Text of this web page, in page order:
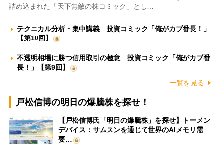
詰め込まれた「天下無敵の株コミック」とし…
テクニカル分析・集中講義 投資コミック「俺がカブ番長！」
【第10回】
不透明相場に勝つ信用取引の極意 投資コミック「俺がカブ番
長！」【第9回】
一覧を見る
戸松信博の明日の爆騰株を探せ！
【戸松信博氏「明日の爆騰株」を探せ】トーメン
デバイス：サムスンを通じて世界のAIメモリ需
要…